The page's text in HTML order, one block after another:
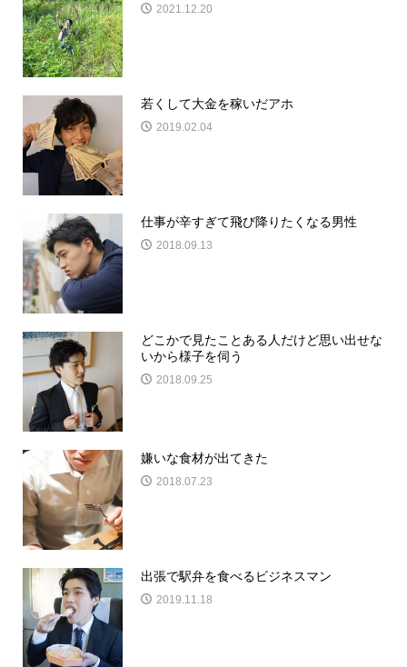
2021.12.20
若くして大金を稼いだアホ
2019.02.04
仕事が辛すぎて飛び降りたくなる男性
2018.09.13
どこかで見たことある人だけど思い出せな
いから様子を伺う
2018.09.25
嫌いな食材が出てきた
2018.07.23
出張で駅弁を食べるビジネスマン
2019.11.18